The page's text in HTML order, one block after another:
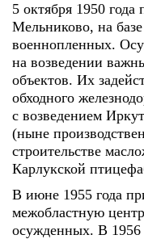
5 октября 1950 года
Мельниково, на
военнопленных.
на возведении
объектов. Их
обходного
с возведением
(ныне
строительстве
Карлукской
В июне 1955 года
межобластную
осужденных. В